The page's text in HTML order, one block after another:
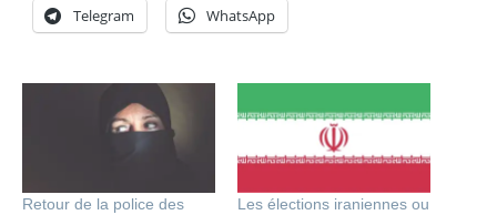
Telegram WhatsApp
Retour de la police des
Les élections iraniennes ou